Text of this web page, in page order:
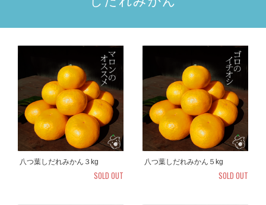
八つ葉しだれみかん３kg
SOLD OUT
八つ葉しだれみかん５kg
SOLD OUT